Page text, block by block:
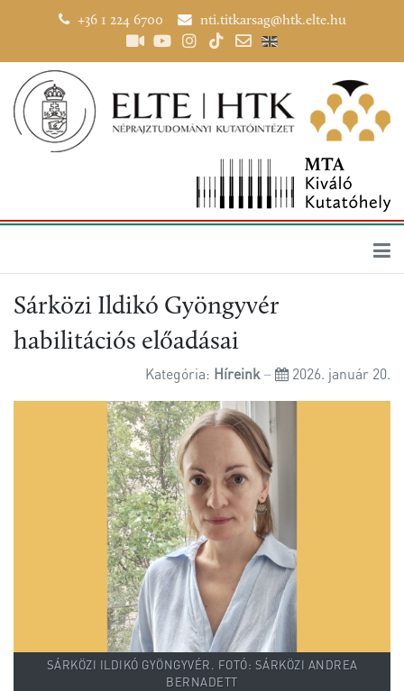
+36 1 224 6700 nti.titkarsag@htk.elte.hu
Sárközi Ildikó Gyöngyvér
habilitációs előadásai
Kategória: Híreink 2026. január 20.
SÁRKÖZI ILDIKÓ GYÖNGYVÉR. FOTÓ: SÁRKÖZI ANDREA
BERNADETT